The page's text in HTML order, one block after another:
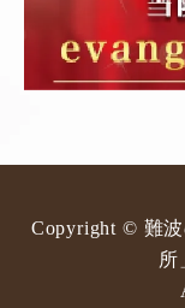
Copyright © 難
所